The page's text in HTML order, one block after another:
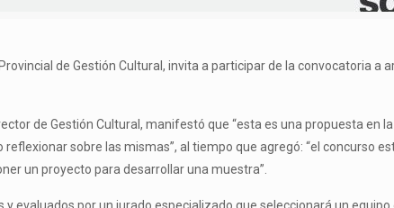
de Gestión Cultural, invita a participar de la convocatoria
de Gestión Cultural, manifestó que “esta es una propuesta en
sobre las mismas”, al tiempo que agregó: “el concurso
un proyecto para desarrollar una muestra”.